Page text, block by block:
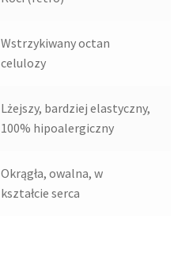
Wstrzykiwany octan
celulozy
Lżejszy, bardziej elastyczny,
100% hipoalergiczny
Okrągła, owalna, w
kształcie serca